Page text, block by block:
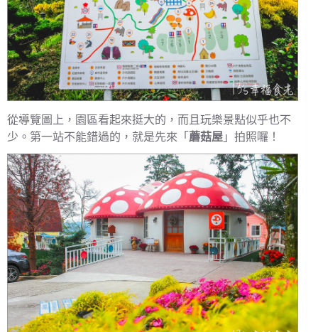
從導覽圖上，園區看起來挺大的，而且玩樂景點似乎也不
少。第一站不能錯過的，就是先來「 蘑菇屋 」拍照囉！